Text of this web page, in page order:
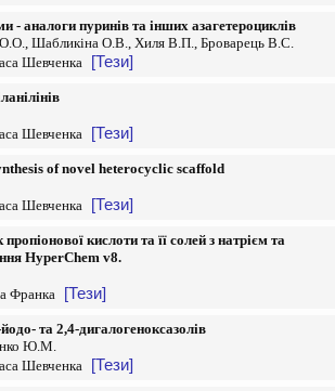
- аналоги пуринів та інших азагетероциклів
Шабликіна О.В., Хиля В.П., Броварець В.С.
Шевченка
[Тези]
Шевченка
[Тези]
of novel heterocyclic scaffold
Шевченка
[Тези]
кислоти та її солей з натрієм та
HyperChem v8.
Франка
[Тези]
та 2,4-дигалогеноксазолів
Ю.М.
Шевченка
[Тези]